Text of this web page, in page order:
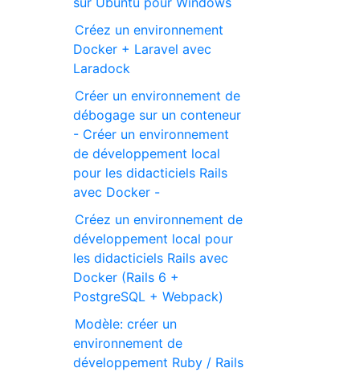
Créez un environnement
Docker + Laravel avec
Laradock
Créer un environnement de
débogage sur un conteneur
- Créer un environnement
de développement local
pour les didacticiels Rails
avec Docker -
Créez un environnement de
développement local pour
les didacticiels Rails avec
Docker (Rails 6 +
PostgreSQL + Webpack)
Modèle: créer un
environnement de
développement Ruby / Rails